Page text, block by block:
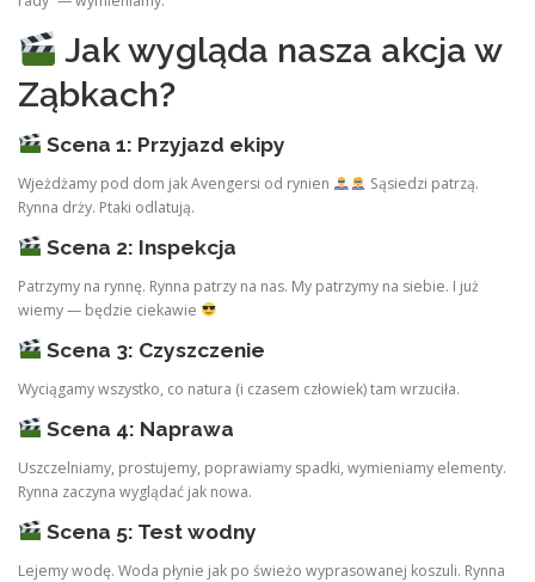
Jak wygląda nasza akcja w
Ząbkach?
Scena 1: Przyjazd ekipy
Wjeżdżamy pod dom jak Avengersi od rynien
Sąsiedzi patrzą.
Rynna drży. Ptaki odlatują.
Scena 2: Inspekcja
Patrzymy na rynnę. Rynna patrzy na nas. My patrzymy na siebie. I już
wiemy — będzie ciekawie
Scena 3: Czyszczenie
Wyciągamy wszystko, co natura (i czasem człowiek) tam wrzuciła.
Scena 4: Naprawa
Uszczelniamy, prostujemy, poprawiamy spadki, wymieniamy elementy.
Rynna zaczyna wyglądać jak nowa.
Scena 5: Test wodny
Lejemy wodę. Woda płynie jak po świeżo wyprasowanej koszuli. Rynna